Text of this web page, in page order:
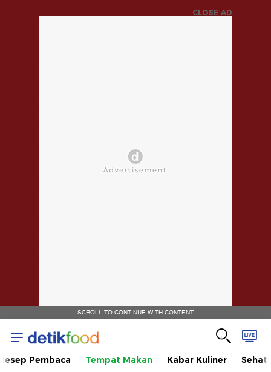
CLOSE AD
SCROLL TO CONTINUE WITH CONTENT
Pembaca Tempat Makan Kabar Kuliner Sehat